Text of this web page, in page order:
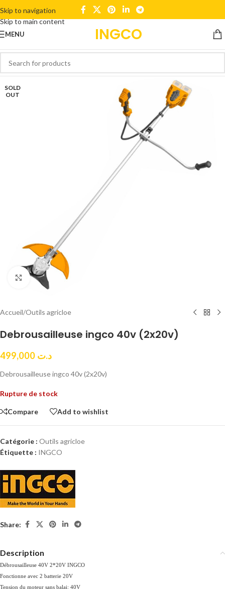
Skip to navigation
Skip to main content
MENU INGCO
SOLD
OUT
Click to enlarge
Accueil/Outils agricloe
Debrousailleuse ingco 40v (2x20v)
د.ت
Debrousailleuse ingco 40v (2x20v)
Rupture de stock
Compare Add to wishlist
Catégorie : Outils agricloe
Étiquette : INGCO
Share:
Description
Débrousailleuse 40V 2*20V INGCO
Fonctionne avec 2 batterie 20V
Tension du moteur sans balai: 40V